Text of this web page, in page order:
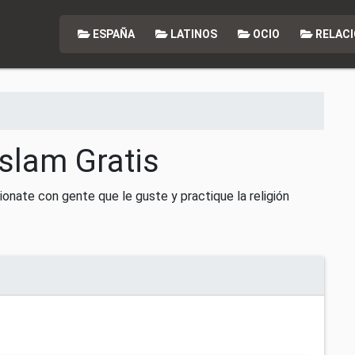
ESPAÑA LATINOS OCIO
Gratis
con gente que le guste y practique la religión